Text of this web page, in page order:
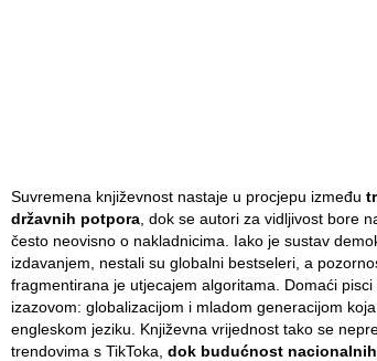
Suvremena književnost nastaje u procjepu između
državnih potpora , dok se autori za vidljivost bore
često neovisno o nakladnicima. Iako je sustav
izdavanjem, nestali su globalni bestseleri, a
fragmentirana je utjecajem algoritama. Domaći
izazovom: globalizacijom i mladom generacijom
engleskom jeziku. Književna vrijednost tako se
trendovima s TikToka, dok budućnost